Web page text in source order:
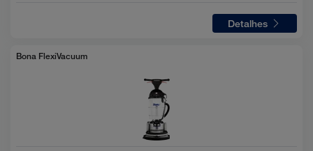
Detalhes
Bona FlexiVacuum